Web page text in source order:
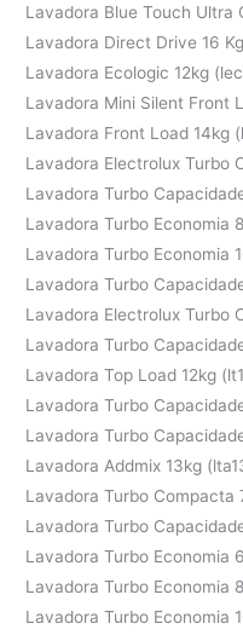
Lavadora Blue Touch Ultra
Lavadora Direct Drive 16
Lavadora Ecologic 12kg
Lavadora Mini Silent Front
Lavadora Front Load 14kg
Lavadora Electrolux Turbo
Lavadora Turbo
Lavadora Turbo Economia
Lavadora Turbo Economia
Lavadora Turbo
Lavadora Electrolux Turbo
Lavadora Turbo
Lavadora Top Load 12kg
Lavadora Turbo
Lavadora Turbo
Lavadora Addmix 13kg
Lavadora Turbo Compacta
Lavadora Turbo
Lavadora Turbo Economia
Lavadora Turbo Economia
Lavadora Turbo Economia